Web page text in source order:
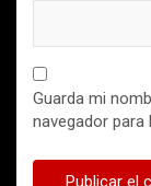
Guarda mi
navegador para